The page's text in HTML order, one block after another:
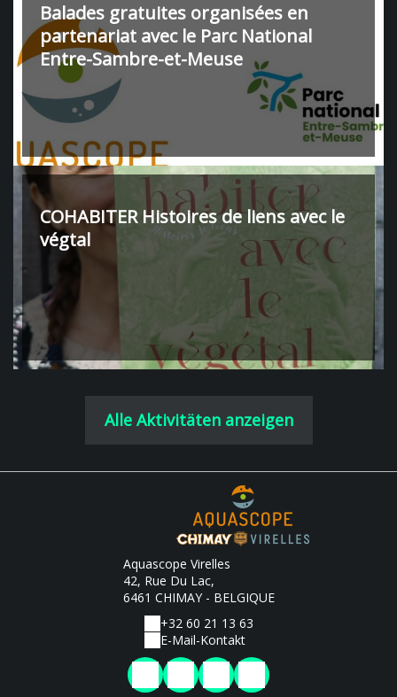
Balades gratuites organisées en
partenariat avec le Parc National
Entre-Sambre-et-Meuse
COHABITER Histoires de liens avec le
végtal
Alle Aktivitäten anzeigen
Aquascope Virelles
42, Rue Du Lac,
6461 CHIMAY - BELGIQUE
+32 60 21 13 63
E-Mail-Kontakt